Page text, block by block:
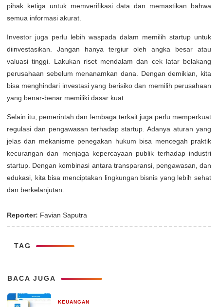
pihak ketiga untuk memverifikasi data dan memastikan bahwa
semua informasi akurat.
Investor juga perlu lebih waspada dalam memilih startup untuk
diinvestasikan. Jangan hanya tergiur oleh angka besar atau
valuasi tinggi. Lakukan riset mendalam dan cek latar belakang
perusahaan sebelum menanamkan dana. Dengan demikian, kita
bisa menghindari investasi yang berisiko dan memilih perusahaan
yang benar-benar memiliki dasar kuat.
Selain itu, pemerintah dan lembaga terkait juga perlu memperkuat
regulasi dan pengawasan terhadap startup. Adanya aturan yang
jelas dan mekanisme penegakan hukum bisa mencegah praktik
kecurangan dan menjaga kepercayaan publik terhadap industri
startup. Dengan kombinasi antara transparansi, pengawasan, dan
edukasi, kita bisa menciptakan lingkungan bisnis yang lebih sehat
dan berkelanjutan.
Reporter: Favian Saputra
TAG
BACA JUGA
KEUANGAN